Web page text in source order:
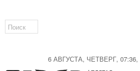
6 АВГУСТА, ЧЕТВЕРГ,